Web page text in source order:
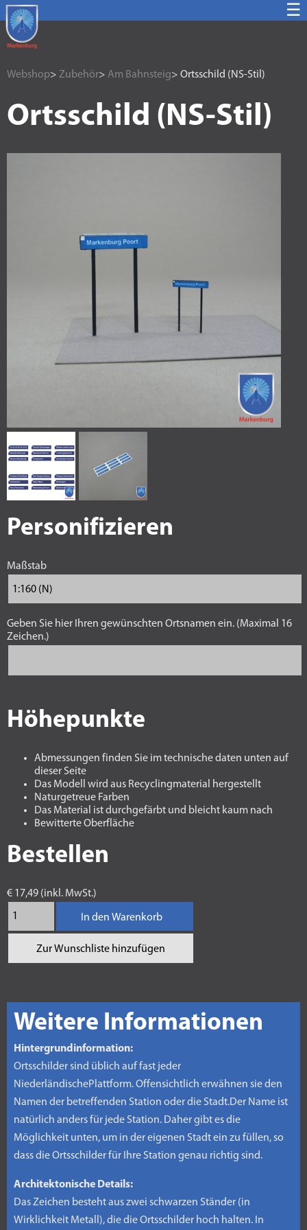
☰
Webshop> Zubehör> Am Bahnsteig> Ortsschild (NS-Stil)
Ortsschild (NS-Stil)
Personifizieren
Maßstab
Geben Sie hier Ihren gewünschten Ortsnamen ein. (Maximal 16
Zeichen.)
Höhepunkte
Abmessungen finden Sie im technische daten unten auf
dieser Seite
Das Modell wird aus Recyclingmaterial hergestellt
Naturgetreue Farben
Das Material ist durchgefärbt und bleicht kaum nach
Bewitterte Oberfläche
Bestellen
€ 17,49 (inkl. MwSt.)
In den Warenkorb
Zur Wunschliste hinzufügen
Weitere Informationen
Hintergrundinformation:
Ortsschilder sind üblich auf fast jeder
NiederländischePlattform. Offensichtlich erwähnen sie den
Namen der betreffenden Station oder die Stadt.Der Name ist
natürlich anders für jede Station. Daher gibt es die
Möglichkeit unten, um in der eigenen Stadt ein zu füllen, so
dass die Ortsschilder für Ihre Station genau richtig sind.
Architektonische Details:
Das Zeichen besteht aus zwei schwarzen Ständer (in
Wirklichkeit Metall), die die Ortsschilder hoch halten. In